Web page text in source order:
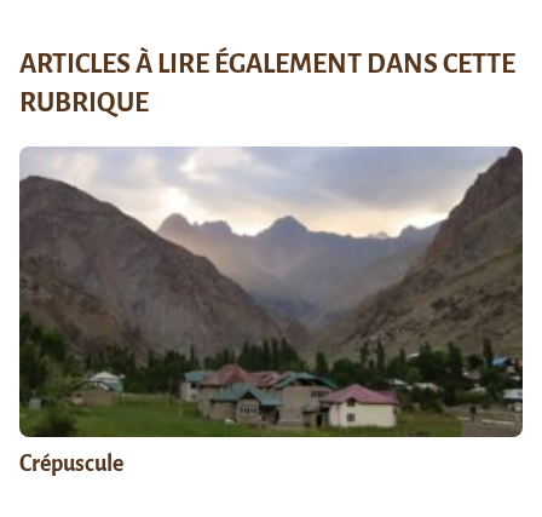
ARTICLES À LIRE ÉGALEMENT DANS CETTE
RUBRIQUE
Crépuscule